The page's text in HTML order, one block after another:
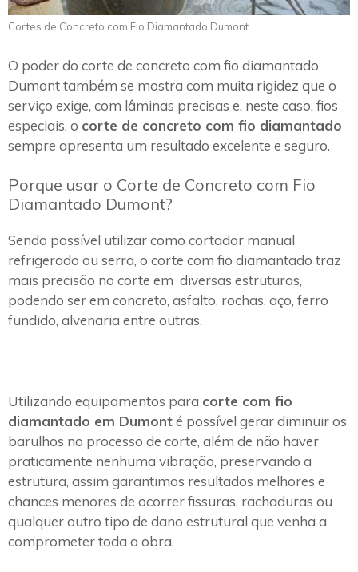
Cortes de Concreto com Fio Diamantado Dumont
O poder do corte de concreto com fio diamantado
Dumont também se mostra com muita rigidez que o
serviço exige, com lâminas precisas e, neste caso, fios
especiais, o corte de concreto com fio diamantado
sempre apresenta um resultado excelente e seguro.
Porque usar o Corte de Concreto com Fio
Diamantado Dumont?
Sendo possível utilizar como cortador manual
refrigerado ou serra, o corte com fio diamantado traz
mais precisão no corte em diversas estruturas,
podendo ser em concreto, asfalto, rochas, aço, ferro
fundido, alvenaria entre outras.
Utilizando equipamentos para corte com fio
diamantado em Dumonté possível gerar diminuir os
barulhos no processo de corte, além de não haver
praticamente nenhuma vibração, preservando a
estrutura, assim garantimos resultados melhores e
chances menores de ocorrer fissuras, rachaduras ou
qualquer outro tipo de dano estrutural que venha a
comprometer toda a obra.